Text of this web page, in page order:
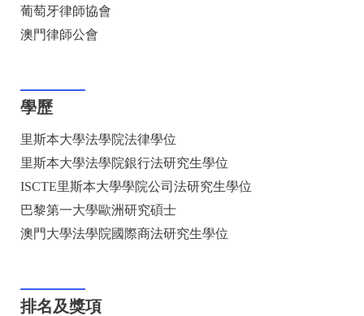
葡萄牙律師協會
澳門律師公會
學歷
里斯本大學法學院法律學位
里斯本大學法學院銀行法研究生學位
ISCTE里斯本大學學院公司法研究生學位
巴黎第一大學歐洲研究碩士
澳門大學法學院國際商法研究生學位
排名及獎項